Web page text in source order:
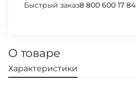
Быстрый заказ8 800 600 17 84
О товаре
Характеристики